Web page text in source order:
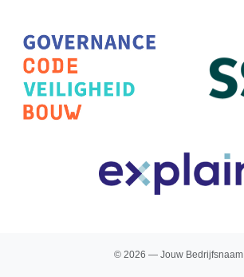
© 2026 — Jouw Bedrijfsnaam